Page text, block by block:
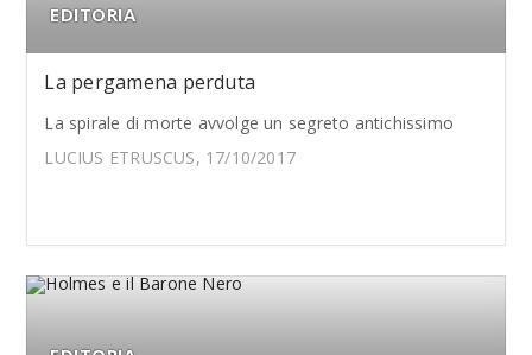
EDITORIA
La pergamena perduta
La spirale di morte avvolge un segreto antichissimo
LUCIUS ETRUSCUS, 17/10/2017